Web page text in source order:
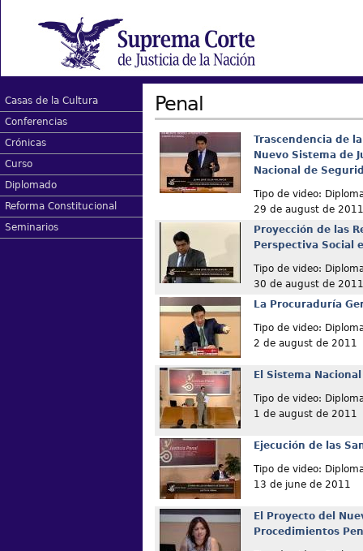
Casas de la Cultura
Conferencias
Crónicas
Curso
Diplomado
Reforma Constitucional
Seminarios
Penal
Trascendencia de
Nuevo Sistema de
Nacional de
Tipo de video:
29 de august de 2011
Proyección de las
Perspectiva Social
Tipo de video:
30 de august de 2011
La Procuraduría
Tipo de video:
2 de august de 2011
El Sistema
Tipo de video:
1 de august de 2011
Ejecución de las
Tipo de video:
13 de june de 2011
El Proyecto del
Procedimientos